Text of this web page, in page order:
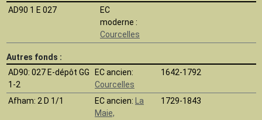
AD90 1 E 027
EC
moderne :
Courcelles
Autres fonds :
AD90: 027 E-dépôt GG
1-2
EC ancien:
Courcelles
1642-1792
Afham: 2 D 1/1 EC ancien:
La
Maie,
1729-1843